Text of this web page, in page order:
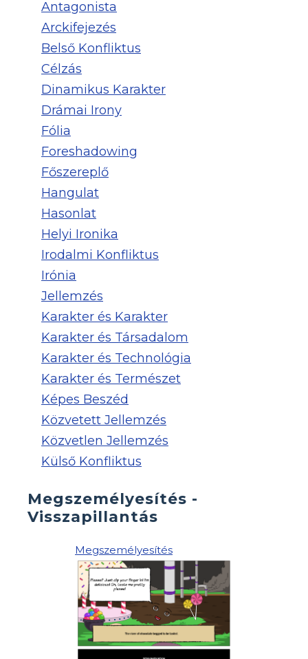
Antagonista
Arckifejezés
Belső Konfliktus
Célzás
Dinamikus Karakter
Drámai Irony
Fólia
Foreshadowing
Főszereplő
Hangulat
Hasonlat
Helyi Ironika
Irodalmi Konfliktus
Irónia
Jellemzés
Karakter és Karakter
Karakter és Társadalom
Karakter és Technológia
Karakter és Természet
Képes Beszéd
Közvetett Jellemzés
Közvetlen Jellemzés
Külső Konfliktus
Megszemélyesítés -
Visszapillantás
Megszemélyesítés